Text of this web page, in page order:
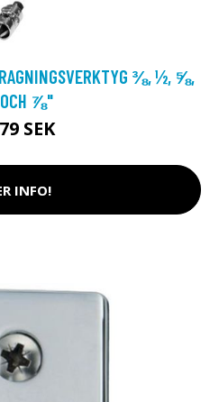
⅜, ½, ⅝,
⅞"
SEK
INFO!